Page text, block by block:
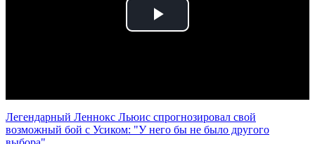
Play
Легендарный Леннокс Льюис спрогнозировал свой
возможный бой с Усиком: "У него бы не было другого